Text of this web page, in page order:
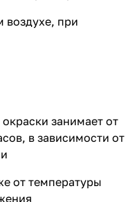
воздухе, при
занимает от
в зависимости от
от температуры